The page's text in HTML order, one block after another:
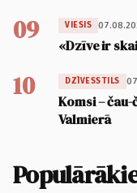
09 VIESIS
«Dzīve ir
10 DZĪVESSTILS
Komsi –
Valmierā